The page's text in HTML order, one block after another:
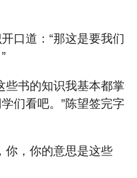
口道：“那这是要我们
些书的知识我基本都掌
们看吧。”陈望签完字
你，你的意思是这些